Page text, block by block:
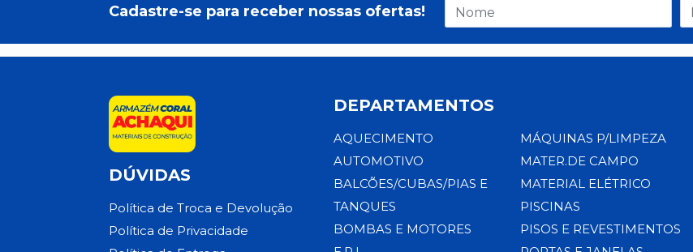
Cadastre-se para receber nossas ofertas!
DÚVIDAS
Política de Troca e Devolução
Política de Privacidade
DEPARTAMENTOS
AQUECIMENTO
AUTOMOTIVO
BALCÕES/CUBAS/PIAS E
TANQUES
BOMBAS E MOTORES
MÁQUINAS P/LIMPEZA
MATER.DE CAMPO
MATERIAL ELÉTRICO
PISCINAS
PISOS E REVESTIMENTOS